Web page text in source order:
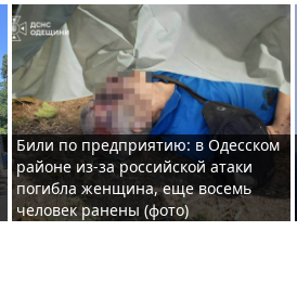
Били по предприятию: в Одесском
районе из-за российской атаки
погибла женщина, еще восемь
человек ранены (фото)